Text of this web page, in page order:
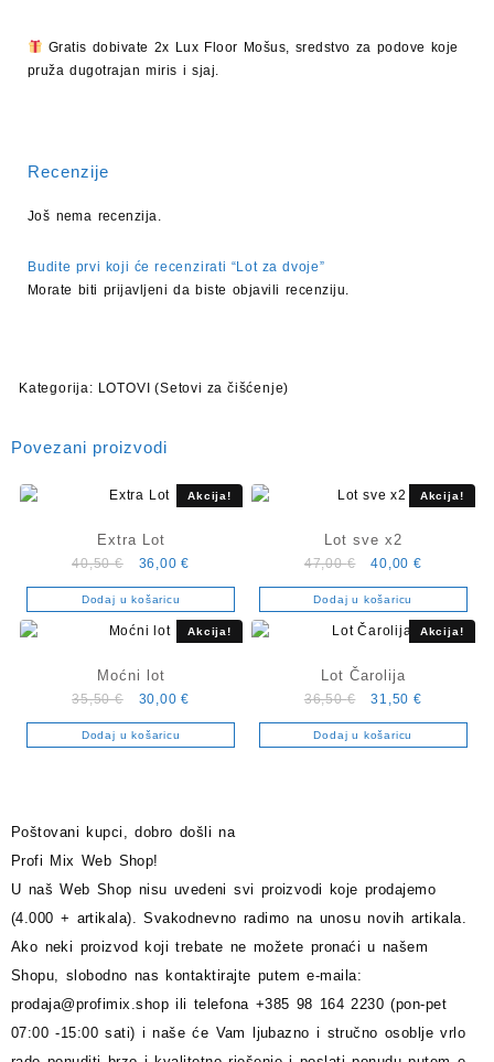
Gratis dobivate 2x Lux Floor Mošus, sredstvo za podove koje
pruža dugotrajan miris i sjaj.
Recenzije
Još nema recenzija.
Budite prvi koji će recenzirati “Lot za dvoje”
Morate biti prijavljeni da biste objavili recenziju.
Kategorija: LOTOVI (Setovi za čišćenje)
Povezani proizvodi
Akcija!
Extra Lot
40,50€
Izvorna
cijena
bila
je:
36,00€
cijena
je:
36,00 €.
Dodaj u košaricu
Akcija!
Lot sve x2
47,00€
Izvorna
cijena
bila
je:
40,00€Trenutna
cijena
je:
40,00 €.
Dodaj u košaricu
Akcija!
Moćni lot
35,50€
Izvorna
cijena
bila
30,00€
cijena
je:
Dodaj u košaricu
Akcija!
Lot Čarolija
36,50€
Izvorna
cijena
bila
31,50€Trenutna
cijena
je:
Dodaj u košaricu
Poštovani kupci, dobro došli na
Profi Mix Web Shop!
U naš Web Shop nisu uvedeni svi proizvodi koje prodajemo
(4.000 + artikala). Svakodnevno radimo na unosu novih artikala.
Ako neki proizvod koji trebate ne možete pronaći u našem
Shopu, slobodno nas kontaktirajte putem e-maila:
prodaja@profimix.shop ili telefona +385 98 164 2230 (pon-pet
07:00 -15:00 sati) i naše će Vam ljubazno i stručno osoblje vrlo